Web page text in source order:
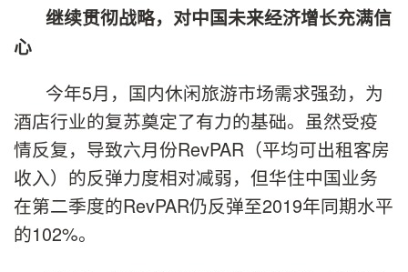
继续贯彻战略，对中国未来经济增长充满信
心
今年5月，国内休闲旅游市场需求强劲，为
酒店行业的复苏奠定了有力的基础。虽然受疫
情反复，导致六月份RevPAR（平均可出租客房
收入）的反弹力度相对减弱，但华住中国业务
在第二季度的RevPAR仍反弹至2019年同期水平
的102%。